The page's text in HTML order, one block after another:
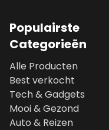
Populairste
Categorieën
Alle Producten
Best verkocht
Tech & Gadgets
Mooi & Gezond
Auto & Reizen